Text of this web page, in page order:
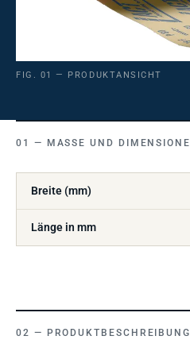
FIG. 01 — PRODUKTANSICHT
MASSE UND DIMENSIONEN
Breite (mm)
Länge in mm
PRODUKTBESCHREIBUNG